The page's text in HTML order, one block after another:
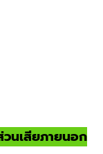
นเสียภายนอก